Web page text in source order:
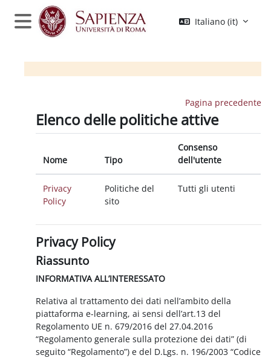
Vai al contenuto principale
Pannello laterale
Italiano ‎(it)‎
Pagina precedente
Elenco delle politiche attive
Nome Tipo
Consenso
dell'utente
Privacy
Policy
Politiche del
sito
Tutti gli utenti
Privacy Policy
Riassunto
INFORMATIVA ALL’INTERESSATO
Relativa al trattamento dei dati nell’ambito della
piattaforma e-learning, ai sensi dell’art.13 del
Regolamento UE n. 679/2016 del 27.04.2016
“Regolamento generale sulla protezione dei dati” (di
seguito “Regolamento”) e del D.Lgs. n. 196/2003 “Codice